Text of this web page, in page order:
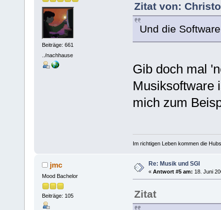
Beiträge: 661
../nachhause
Zitat von:
Und die
Gib doch mal
Musiksoftware
mich zum
Im richtigen Leben kommen die
jmc
Mood Bachelor
Beiträge: 105
Re: Musik und SGI
« Antwort #5 am: 18. Juni
Zitat